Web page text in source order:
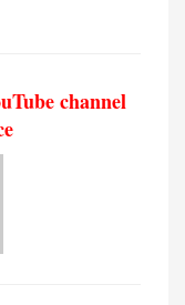
channel